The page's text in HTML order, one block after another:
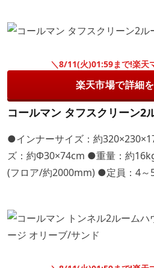
＼8/11(火)01:59まで!楽天
楽天市場で詳細
コールマン タフスクリーン2
●インナーサイズ：約
ズ：約Φ30×74cm ●重量：約
(フロア/約2000mm) ●定員：4～